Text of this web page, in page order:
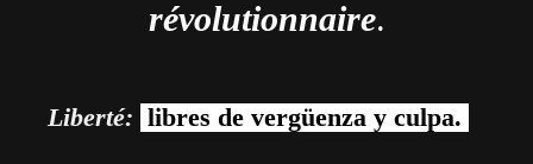
révolutionnaire.
Liberté: libres de vergüenza y culpa.